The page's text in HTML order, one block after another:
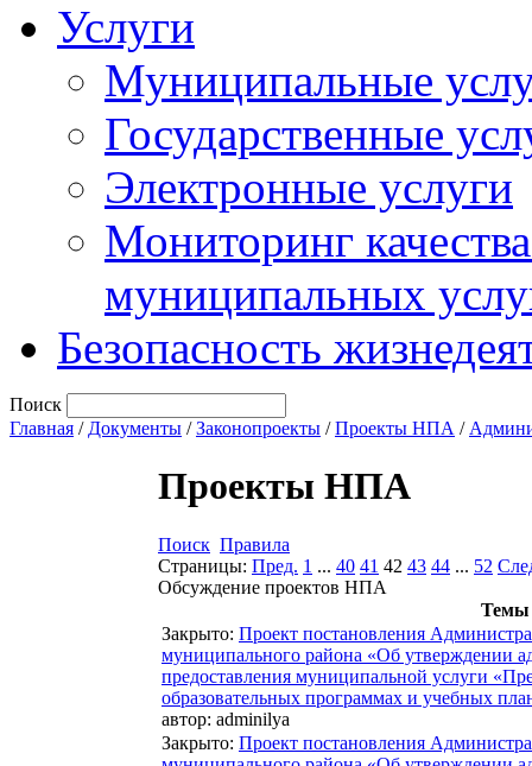
Услуги
Муниципальные
Государственные
Электронные услуги
Мониторинг
муниципальных
Безопасность
Поиск
Главная / Документы /Законопроекты /Проекты НПА /
Проекты НПА
Поиск Правила
Страницы: Пред. 1 ... 40 41 42 43 44 ... 52
Обсуждение проектов НПА
Темы
Закрыто: Проект постановления
муниципального района «Об утверждении
предоставления муниципальной услуги
образовательных программах и учебных
автор: adminilya
Закрыто: Проект постановления